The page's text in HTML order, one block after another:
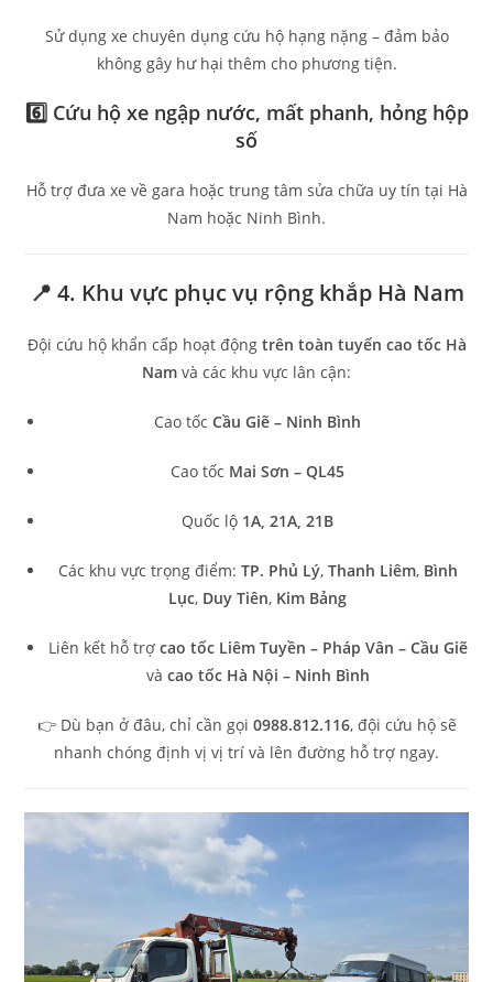
Sử dụng xe chuyên dụng cứu hộ hạng nặng – đảm bảo
không gây hư hại thêm cho phương tiện.
6️⃣ Cứu hộ xe ngập nước, mất phanh, hỏng hộp
số
Hỗ trợ đưa xe về gara hoặc trung tâm sửa chữa uy tín tại Hà
Nam hoặc Ninh Bình.
📍 4. Khu vực phục vụ rộng khắp Hà Nam
Đội cứu hộ khẩn cấp hoạt động trên toàn tuyến cao tốc Hà
Nam và các khu vực lân cận:
Cao tốc Cầu Giẽ – Ninh Bình
Cao tốc Mai Sơn – QL45
Quốc lộ 1A, 21A, 21B
Các khu vực trọng điểm: TP. Phủ Lý, Thanh Liêm, Bình
Lục, Duy Tiên, Kim Bảng
Liên kết hỗ trợ cao tốc Liêm Tuyền – Pháp Vân – Cầu Giẽ
và cao tốc Hà Nội – Ninh Bình
👉 Dù bạn ở đâu, chỉ cần gọi 0988.812.116, đội cứu hộ sẽ
nhanh chóng định vị vị trí và lên đường hỗ trợ ngay.